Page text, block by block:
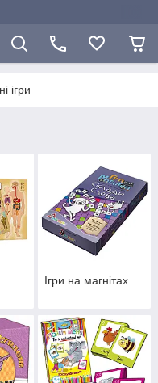
ігри
Ігри на магнітах